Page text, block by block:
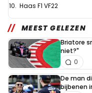
10. Haas F1 VF22
MEEST GELEZEN
Briatore
niet?"
0
De man
bijbenen